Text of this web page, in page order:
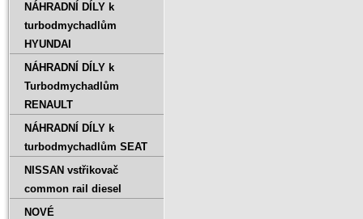
NÁHRADNÍ DÍLY k
turbodmychadlům
HYUNDAI
NÁHRADNÍ DÍLY k
Turbodmychadlům
RENAULT
NÁHRADNÍ DÍLY k
turbodmychadlům SEAT
NISSAN vstřikovač
common rail diesel
NOVÉ